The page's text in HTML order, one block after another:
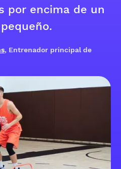
por encima de un
, Entrenador principal de